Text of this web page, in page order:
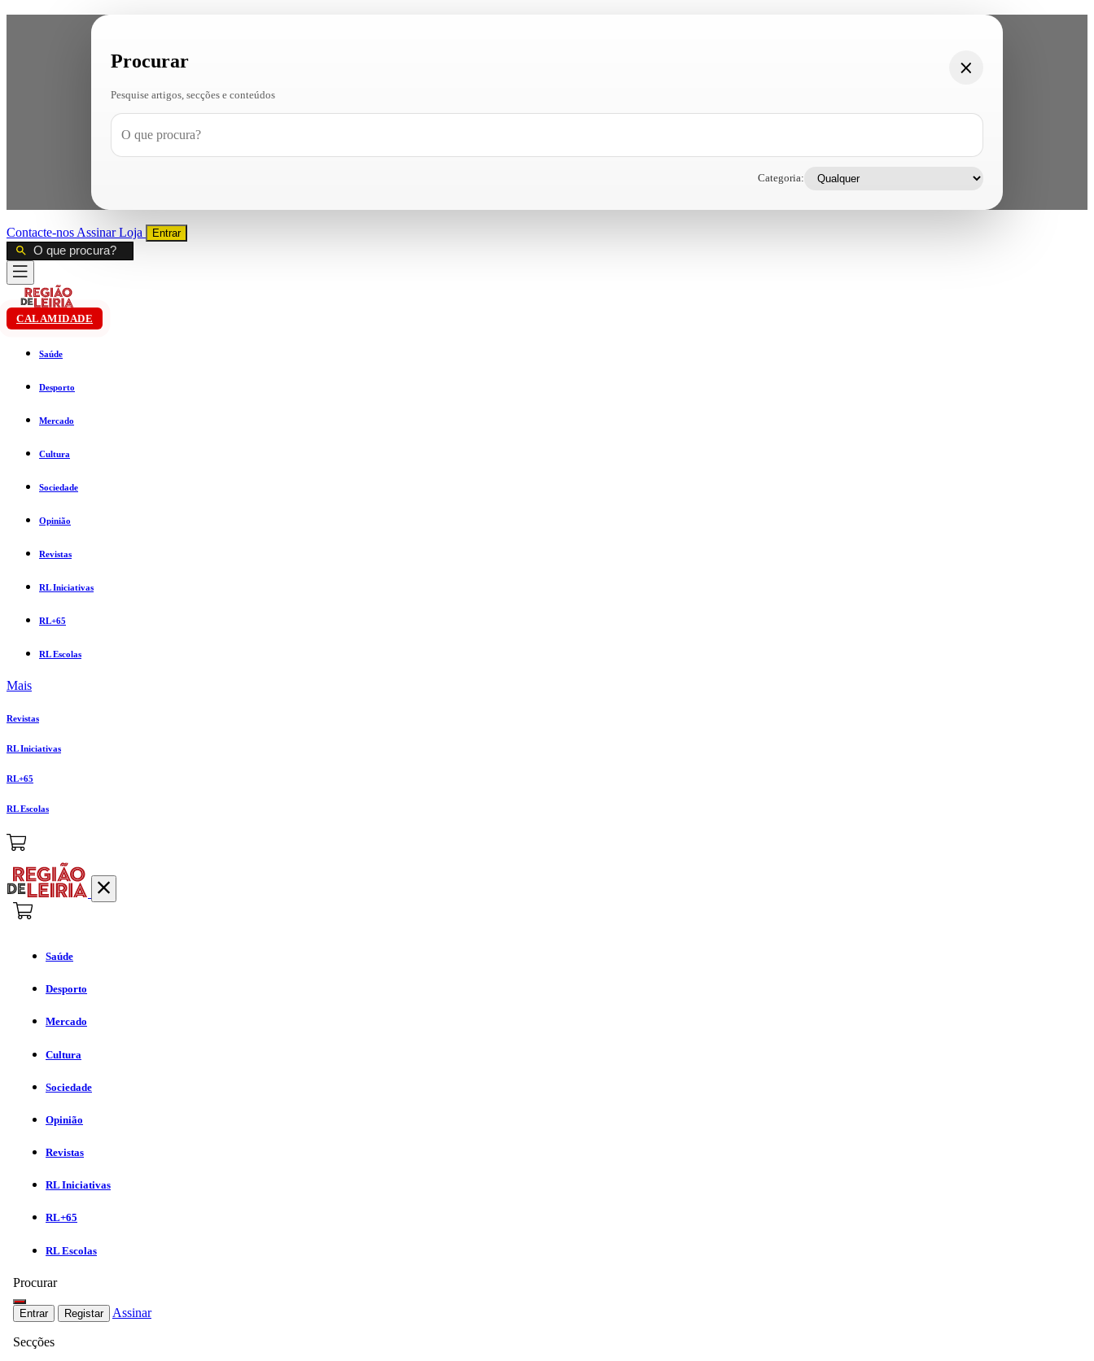
Procurar
Pesquise artigos, secções e conteúdos
Categoria:
Contacte-nos AssinarLoja Entrar
CALAMIDADE
Saúde
Desporto
Mercado
Cultura
Sociedade
Opinião
Revistas
RL Iniciativas
RL+65
RL Escolas
Mais
Revistas
RL Iniciativas
RL+65
RL Escolas
Saúde
Desporto
Mercado
Cultura
Sociedade
Opinião
Revistas
RL Iniciativas
RL+65
RL Escolas
Procurar
Entrar Registar Assinar
Secções